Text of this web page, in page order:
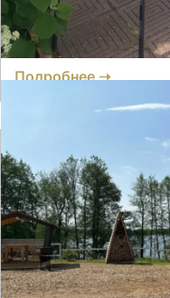
Время заселения:
2
Время выселения:
Подробнее ➝